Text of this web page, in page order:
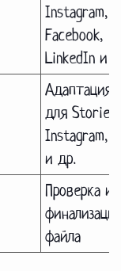
Instagram,
Facebook,
LinkedIn и
Адаптация
для Stories
Instagram,
и др.
Проверка и
финализация
файла